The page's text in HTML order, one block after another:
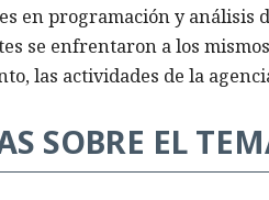
en programación y análisis
se enfrentaron a los
las actividades de la
SOBRE EL